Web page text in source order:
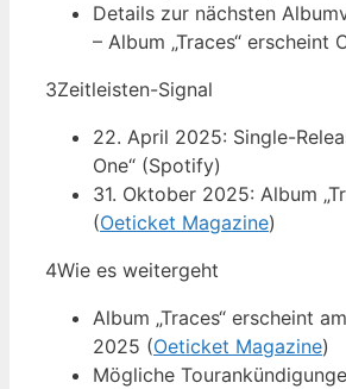
Details zur nächsten
– Album „Traces“ erscheint
3Zeitleisten-Signal
22. April 2025: Single-
One“ (Spotify)
31. Oktober 2025: Album
(Oeticket Magazine)
4Wie es weitergeht
Album „Traces“ erscheint
2025 (Oeticket Magazine)
Mögliche